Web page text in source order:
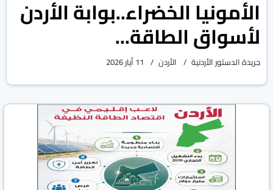
الأمونيا الخضراء..بوابة الأردن
لأسواق الطاقة...
جريدة الدستور الأردنية الأردن 11 أيار 2026